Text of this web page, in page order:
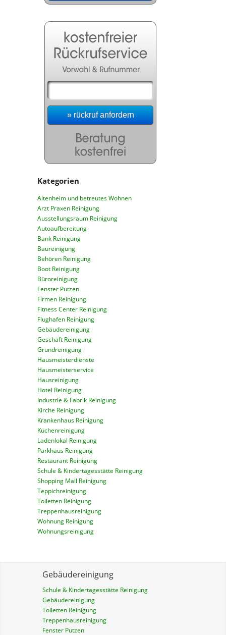
Kategorien
Altenheim und betreutes Wohnen
Arzt Praxen Reinigung
Ausstellungsraum Reinigung
Autoaufbereitung
Bank Reinigung
Baureinigung
Behören Reinigung
Boot Reinigung
Büroreinigung
Fenster Putzen
Firmen Reinigung
Fitness Center Reinigung
Flughafen Reinigung
Gebäudereinigung
Geschäft Reinigung
Grundreinigung
Hausmeisterdienste
Hausmeisterservice
Hausreinigung
Hotel Reinigung
Industrie & Fabrik Reinigung
Kirche Reinigung
Krankenhaus Reinigung
Küchenreinigung
Ladenlokal Reinigung
Parkhaus Reinigung
Restaurant Reinigung
Schule & Kindertagesstätte Reinigung
Shopping Mall Reinigung
Teppichreinigung
Toiletten Reinigung
Treppenhausreinigung
Wohnung Reinigung
Wohnungsreinigung
Gebäudereinigung
Schule & Kindertagesstätte Reinigung
Gebäudereinigung
Toiletten Reinigung
Treppenhausreinigung
Fenster Putzen